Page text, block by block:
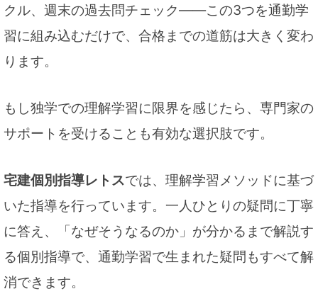
クル、週末の過去問チェック――この3つを通勤学
習に組み込むだけで、合格までの道筋は大きく変わ
ります。
もし独学での理解学習に限界を感じたら、専門家の
サポートを受けることも有効な選択肢です。
宅建個別指導レトスでは、理解学習メソッドに基づ
いた指導を行っています。一人ひとりの疑問に丁寧
に答え、「なぜそうなるのか」が分かるまで解説す
る個別指導で、通勤学習で生まれた疑問もすべて解
消できます。